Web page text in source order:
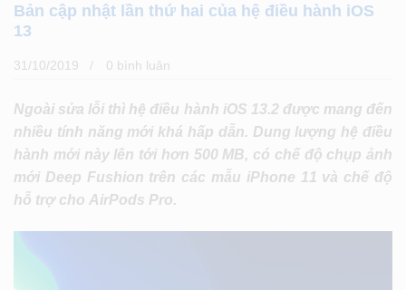
Bản cập nhật lần thứ hai của hệ điều hành iOS
13
31/10/2019 0 bình luân
Ngoài sửa lỗi thì hệ điều hành iOS 13.2 được mang đến
nhiều tính năng mới khá hấp dẫn. Dung lượng hệ điều
hành mới này lên tới hơn 500 MB, có chế độ chụp ảnh
mới Deep Fushion trên các mẫu iPhone 11 và chế độ
hỗ trợ cho AirPods Pro.